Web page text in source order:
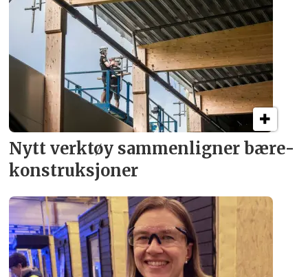
Nytt verktøy sammenligner bære­
konstruksjoner